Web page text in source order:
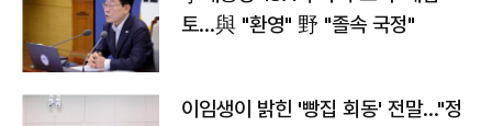
토…與 "환영" 野 "졸속 국정"
이임생이 밝힌 '빵집 회동' 전말…"정